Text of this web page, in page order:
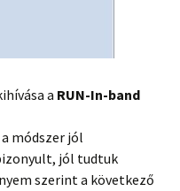
a RUN-In-band
módszer jól
jól tudtuk
szerint a következő